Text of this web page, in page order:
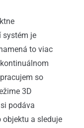
systém je
to viac
so
3D
podáva
a sleduje